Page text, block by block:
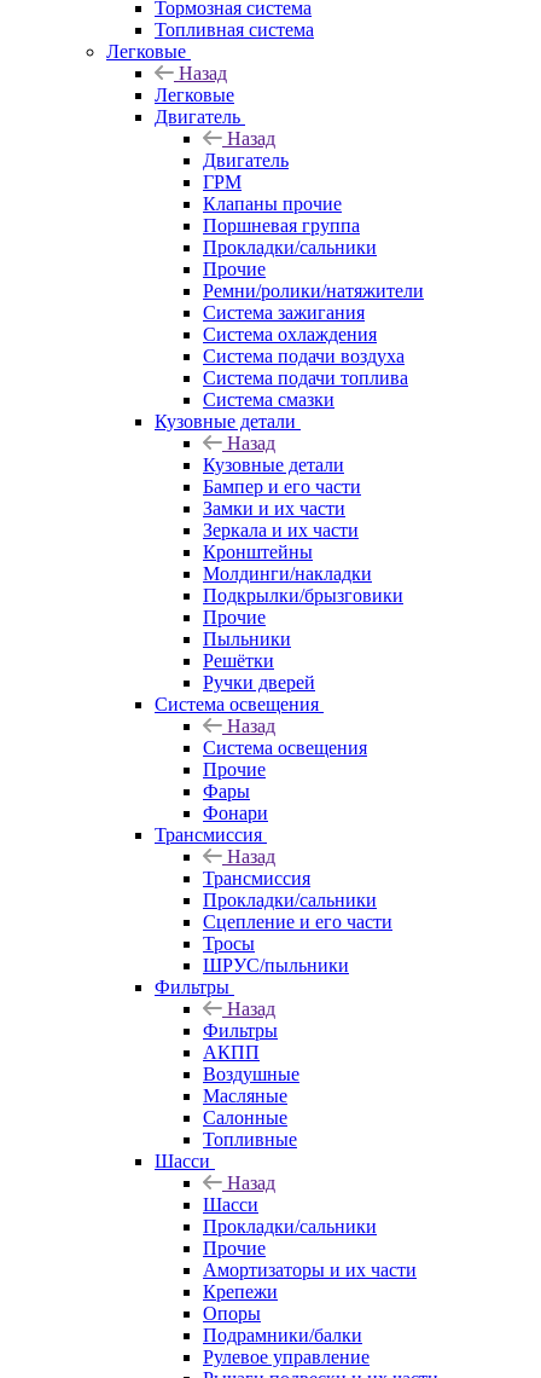
Тормозная система
Топливная система
Легковые
Назад
Легковые
Двигатель
Назад
Двигатель
ГРМ
Клапаны прочие
Поршневая группа
Прокладки/сальники
Прочие
Ремни/ролики/натяжители
Система зажигания
Система охлаждения
Система подачи воздуха
Система подачи топлива
Система смазки
Кузовные детали
Назад
Кузовные детали
Бампер и его части
Замки и их части
Зеркала и их части
Кронштейны
Молдинги/накладки
Подкрылки/брызговики
Прочие
Пыльники
Решётки
Ручки дверей
Система освещения
Назад
Система освещения
Прочие
Фары
Фонари
Трансмиссия
Назад
Трансмиссия
Прокладки/сальники
Сцепление и его части
Тросы
ШРУС/пыльники
Фильтры
Назад
Фильтры
АКПП
Воздушные
Масляные
Салонные
Топливные
Шасси
Назад
Шасси
Прокладки/сальники
Прочие
Амортизаторы и их части
Крепежи
Опоры
Подрамники/балки
Рулевое управление